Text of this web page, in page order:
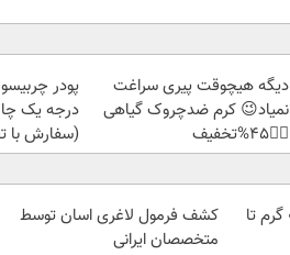
دیگه هیچوقت پیری سراغت
نمیاد😉 کرم ضدچروک گیاهی
👈🏻45%تخفیف
پودر
درجه یک
(سفارش با
خرید شمش پلمپ طلاسی، از ۰.۵ گرم تا
کشف فرمول لاغری اسان توسط
متخصصان ایرانی